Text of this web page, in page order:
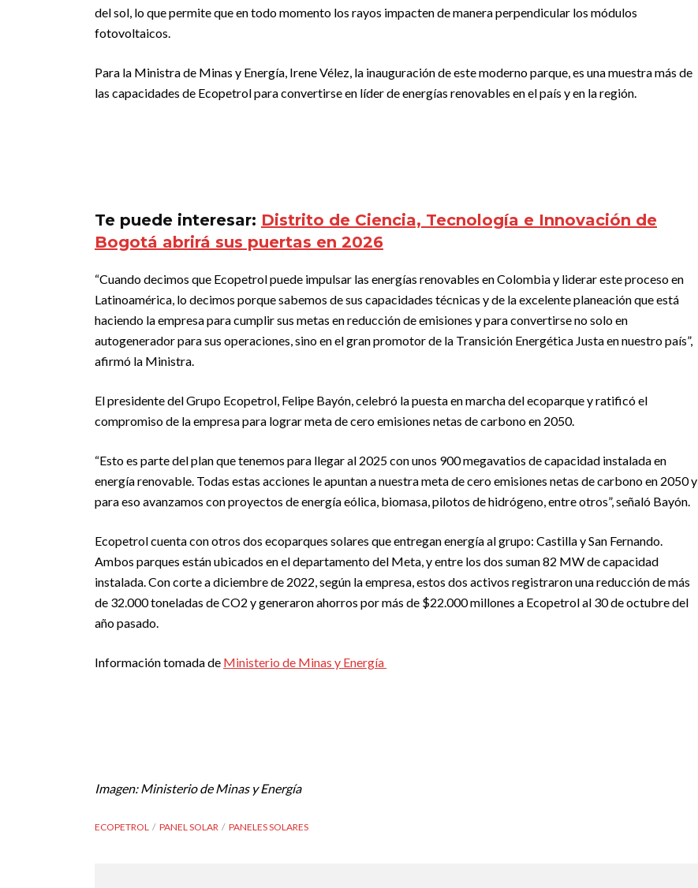
del sol, lo que permite que en todo momento los rayos impacten de manera perpendicular los módulos
fotovoltaicos.
Para la Ministra de Minas y Energía, Irene Vélez, la inauguración de este moderno parque, es una muestra más de
las capacidades de Ecopetrol para convertirse en líder de energías renovables en el país y en la región.
Te puede interesar: Distrito de Ciencia, Tecnología e Innovación de
Bogotá abrirá sus puertas en 2026
“Cuando decimos que Ecopetrol puede impulsar las energías renovables en Colombia y liderar este proceso en
Latinoamérica, lo decimos porque sabemos de sus capacidades técnicas y de la excelente planeación que está
haciendo la empresa para cumplir sus metas en reducción de emisiones y para convertirse no solo en
autogenerador para sus operaciones, sino en el gran promotor de la Transición Energética Justa en nuestro país”,
afirmó la Ministra.
El presidente del Grupo Ecopetrol, Felipe Bayón, celebró la puesta en marcha del ecoparque y ratificó el
compromiso de la empresa para lograr meta de cero emisiones netas de carbono en 2050.
“Esto es parte del plan que tenemos para llegar al 2025 con unos 900 megavatios de capacidad instalada en
energía renovable. Todas estas acciones le apuntan a nuestra meta de cero emisiones netas de carbono en 2050 y
para eso avanzamos con proyectos de energía eólica, biomasa, pilotos de hidrógeno, entre otros”, señaló Bayón.
Ecopetrol cuenta con otros dos ecoparques solares que entregan energía al grupo: Castilla y San Fernando.
Ambos parques están ubicados en el departamento del Meta, y entre los dos suman 82 MW de capacidad
instalada. Con corte a diciembre de 2022, según la empresa, estos dos activos registraron una reducción de más
de 32.000 toneladas de CO2 y generaron ahorros por más de $22.000 millones a Ecopetrol al 30 de octubre del
año pasado.
Información tomada de Ministerio de Minas y Energía
Imagen: Ministerio de Minas y Energía
ECOPETROL PANEL SOLAR PANELES SOLARES